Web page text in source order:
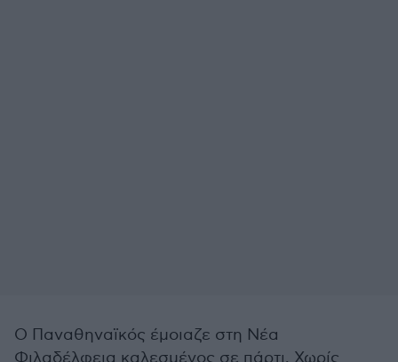
Ο Παναθηναϊκός έμοιαζε στη Νέα
Φιλαδέλφεια καλεσμένος σε πάρτι. Χωρίς